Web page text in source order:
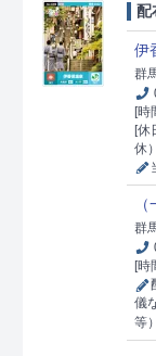
配
伊
群
[時
[休
休）
群
[時
儀
等